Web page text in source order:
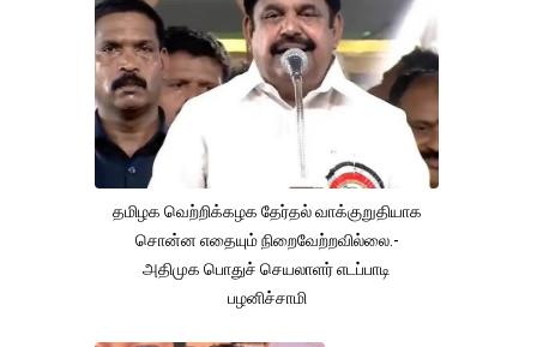
தமிழக வெற்றிக்கழக தேர்தல் வாக்குறுதியாக
சொன்ன எதையும் நிறைவேற்றவில்லை.-
அதிமுக பொதுச் செயலாளர் எடப்பாடி
பழனிச்சாமி